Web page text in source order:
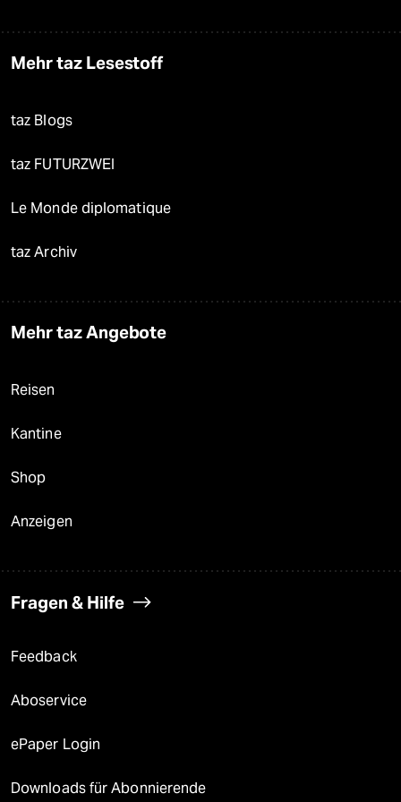
Mehr taz Lesestoff
taz Blogs
taz FUTURZWEI
Le Monde diplomatique
taz Archiv
Mehr taz Angebote
Reisen
Kantine
Shop
Anzeigen
Fragen & Hilfe
Feedback
Aboservice
ePaper Login
Downloads für Abonnierende